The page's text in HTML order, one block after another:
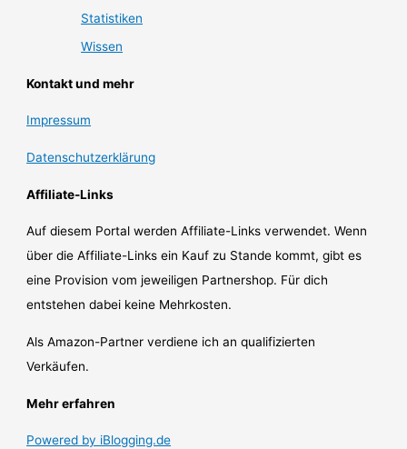
Statistiken
Wissen
Kontakt und mehr
Impressum
Datenschutzerklärung
Affiliate-Links
Auf diesem Portal werden Affiliate-Links verwendet. Wenn
über die Affiliate-Links ein Kauf zu Stande kommt, gibt es
eine Provision vom jeweiligen Partnershop. Für dich
entstehen dabei keine Mehrkosten.
Als Amazon-Partner verdiene ich an qualifizierten
Verkäufen.
Mehr erfahren
Powered by iBlogging.de